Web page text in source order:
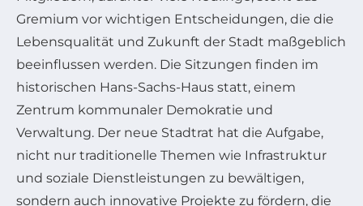
Gremium vor wichtigen Entscheidungen, die die
Lebensqualität und Zukunft der Stadt maßgeblich
beeinflussen werden. Die Sitzungen finden im
historischen Hans-Sachs-Haus statt, einem
Zentrum kommunaler Demokratie und
Verwaltung. Der neue Stadtrat hat die Aufgabe,
nicht nur traditionelle Themen wie Infrastruktur
und soziale Dienstleistungen zu bewältigen,
sondern auch innovative Projekte zu fördern, die